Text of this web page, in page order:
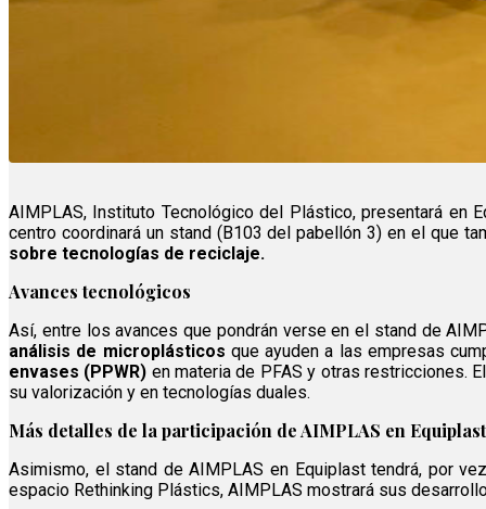
AIMPLAS, Instituto Tecnológico del Plástico, presentará en
centro coordinará un stand (B103 del pabellón 3) en el que
sobre tecnologías de reciclaje.
Avances tecnológicos
Así, entre los avances que pondrán verse en el stand de
análisis de microplásticos que ayuden a las empresas
envases (PPWR) en materia de PFAS y otras restricciones.
su valorización y en tecnologías duales.
Más detalles de la participación de AIMPLAS en
Asimismo, el stand de AIMPLAS en Equiplast tendrá, por
espacio Rethinking Plástics, AIMPLAS mostrará sus